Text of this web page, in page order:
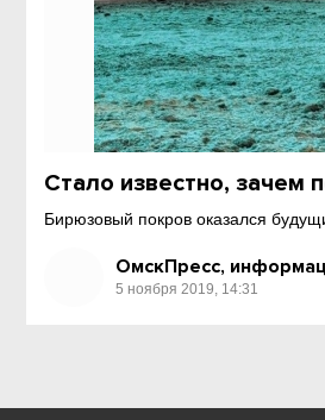
Стало известно, зачем
Бирюзовый покров оказался
ОмскПресс,
5 ноября 2019, 14:31